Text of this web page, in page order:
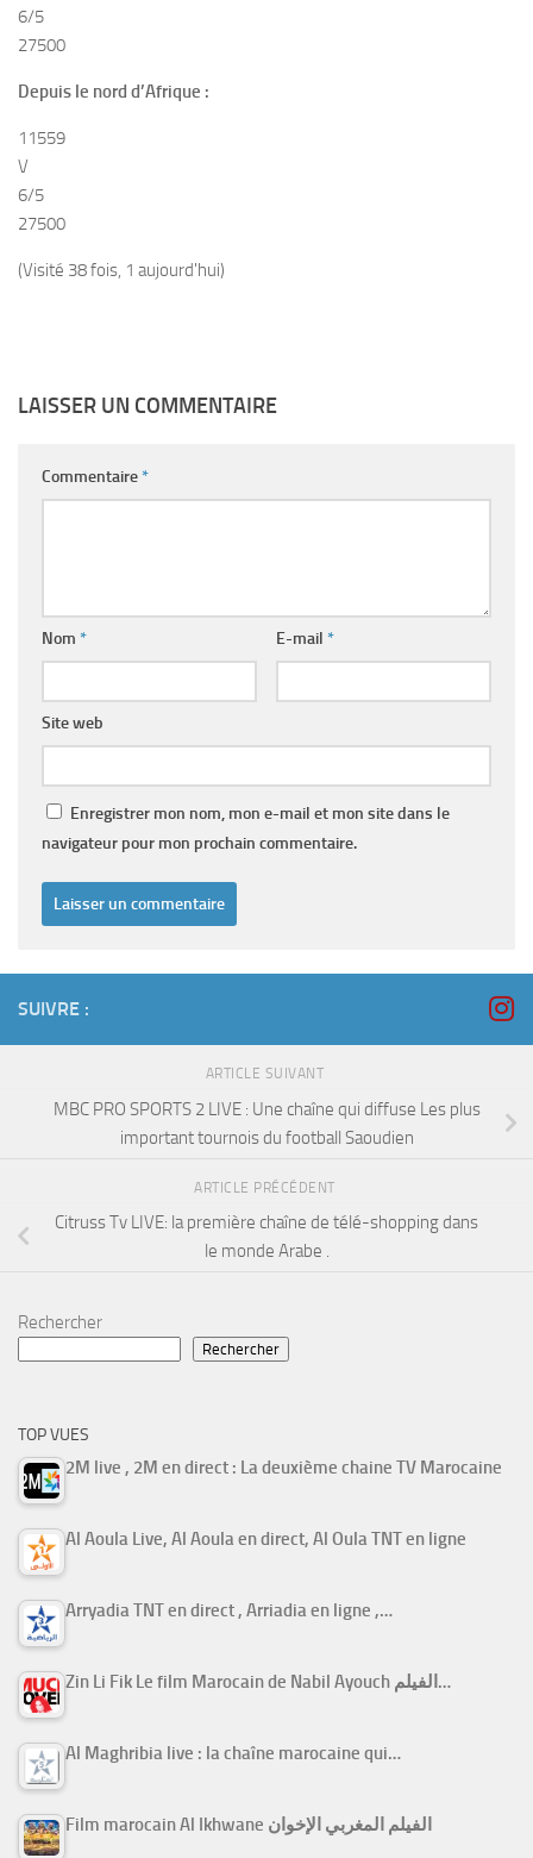
6/5
27500
Depuis le nord d’Afrique :
11559
V
6/5
27500
(Visité 38 fois, 1 aujourd'hui)
LAISSER UN COMMENTAIRE
Commentaire*
Nom * E-mail *
Site web
Enregistrer mon nom, mon e-mail et mon site dans le
navigateur pour mon prochain commentaire.
SUIVRE :
ARTICLE SUIVANT
MBC PRO SPORTS 2 LIVE : Une chaîne qui diffuse Les plus
important tournois du football Saoudien
ARTICLE PRÉCÉDENT
Citruss Tv LIVE: la première chaîne de télé-shopping dans
le monde Arabe .
Rechercher
Rechercher
TOP VUES
2M live , 2M en direct : La deuxième chaine TV Marocaine
Al Aoula Live, Al Aoula en direct, Al Oula TNT en ligne
Arryadia TNT en direct , Arriadia en ligne ,…
Zin Li Fik Le film Marocain de Nabil Ayouch الفيلم…
Al Maghribia live : la chaîne marocaine qui…
Film marocain Al Ikhwane الفيلم المغربي الإخوان